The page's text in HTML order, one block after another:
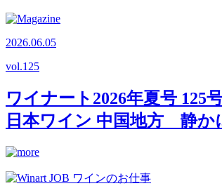
2026.06.05
vol.125
ワイナート2026年夏号 125
日本ワイン 中国地方 静か